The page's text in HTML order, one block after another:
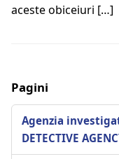
aceste obiceiuri […]
Pagini
Agenzia
DETECTIVE